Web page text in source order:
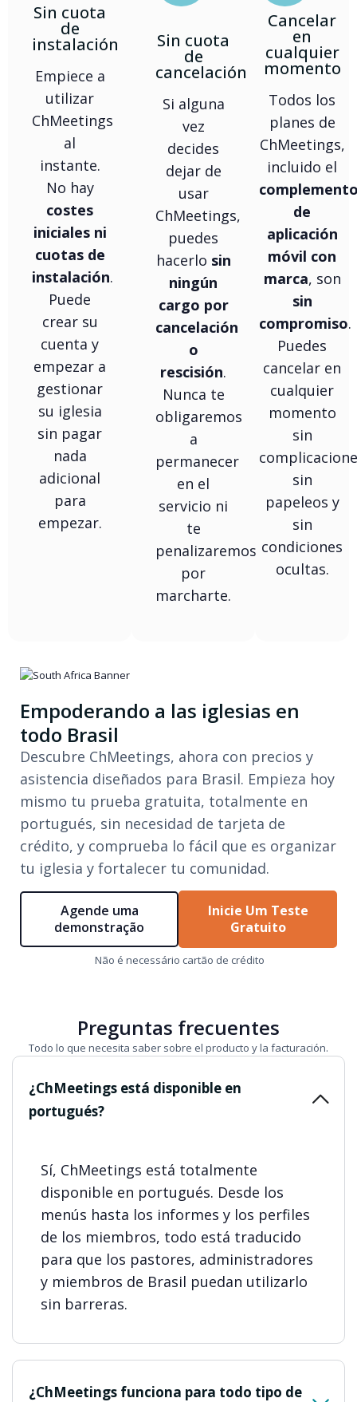
Sin cuota
de
instalación
Empiece a
utilizar
ChMeetings
al
instante.
No hay
costes
iniciales ni
cuotas de
instalación.
Puede
crear su
cuenta y
empezar a
gestionar
su iglesia
sin pagar
nada
adicional
para
empezar.
Sin cuota
de
cancelación
Si alguna
vez
decides
dejar de
usar
ChMeetings,
puedes
hacerlo sin
ningún
cargo por
cancelación
o
rescisión.
Nunca te
obligaremos
a
permanecer
en el
servicio ni
te
penalizaremos
por
marcharte.
Cancelar
en
cualquier
momento
Todos los
planes de
ChMeetings,
incluido el
de
aplicación
móvil con
marca, son
sin
compromiso.
Puedes
cancelar en
cualquier
momento
sin
sin
papeleos y
sin
condiciones
ocultas.
Empoderando a las iglesias en
todo Brasil
Descubre ChMeetings, ahora con precios y
asistencia diseñados para Brasil. Empieza hoy
mismo tu prueba gratuita, totalmente en
portugués, sin necesidad de tarjeta de
crédito, y comprueba lo fácil que es organizar
tu iglesia y fortalecer tu comunidad.
Inicie Um Teste
Gratuito
Agende uma
demonstração
Não é necessário cartão de crédito
Preguntas frecuentes
Todo lo que necesita saber sobre el producto y la facturación.
¿ChMeetings está disponible en
portugués?
Sí, ChMeetings está totalmente
disponible en portugués. Desde los
menús hasta los informes y los perfiles
de los miembros, todo está traducido
para que los pastores, administradores
y miembros de Brasil puedan utilizarlo
sin barreras.
¿ChMeetings funciona para todo tipo de